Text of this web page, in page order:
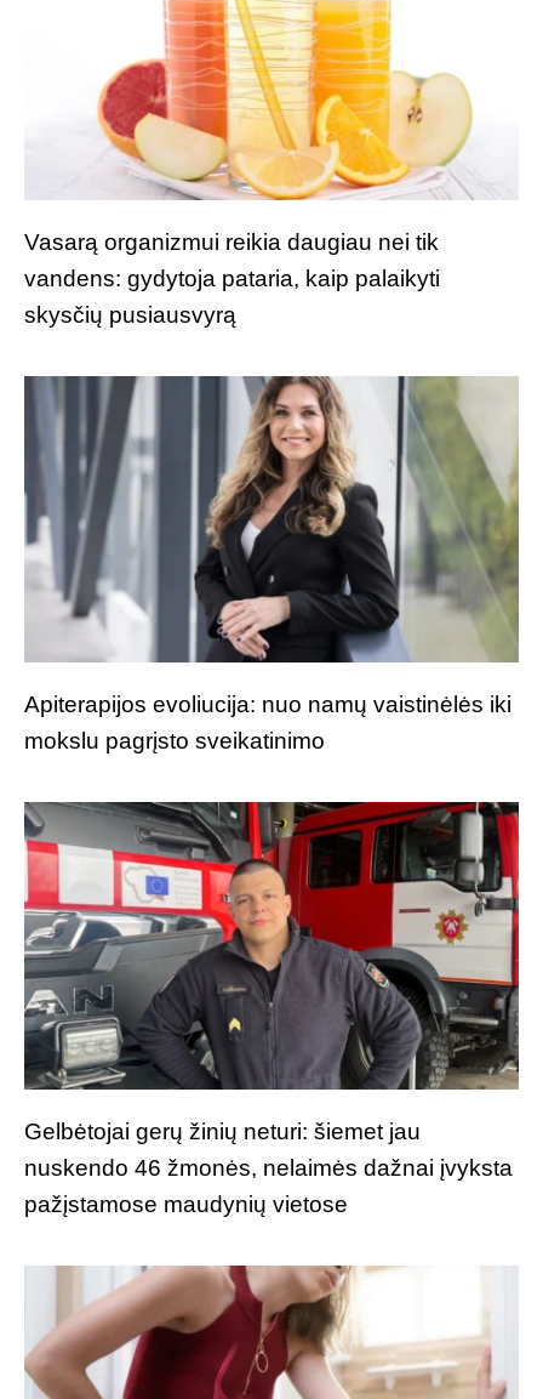
Vasarą organizmui reikia daugiau nei tik
vandens: gydytoja pataria, kaip palaikyti
skysčių pusiausvyrą
Apiterapijos evoliucija: nuo namų vaistinėlės iki
mokslu pagrįsto sveikatinimo
Gelbėtojai gerų žinių neturi: šiemet jau
nuskendo 46 žmonės, nelaimės dažnai įvyksta
pažįstamose maudynių vietose